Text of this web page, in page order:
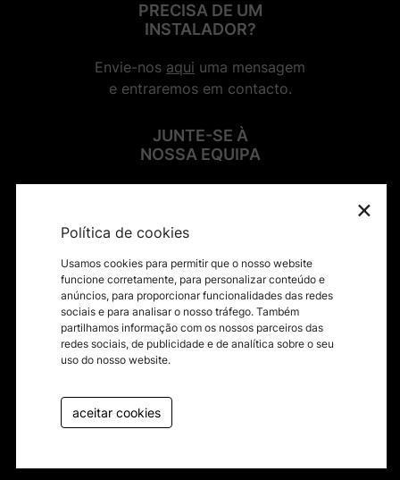
PRECISA DE UM
INSTALADOR?
Envie-nos aqui uma mensagem
e entraremos em contacto.
JUNTE-SE À
NOSSA EQUIPA
Contactos
Termos e condições
Política de privacidade
Livro de reclamações
×
Política de cookies
Usamos cookies para permitir que o nosso website
funcione corretamente, para personalizar conteúdo e
anúncios, para proporcionar funcionalidades das redes
sociais e para analisar o nosso tráfego. Também
partilhamos informação com os nossos parceiros das
redes sociais, de publicidade e de analítica sobre o seu
uso do nosso website.
aceitar cookies